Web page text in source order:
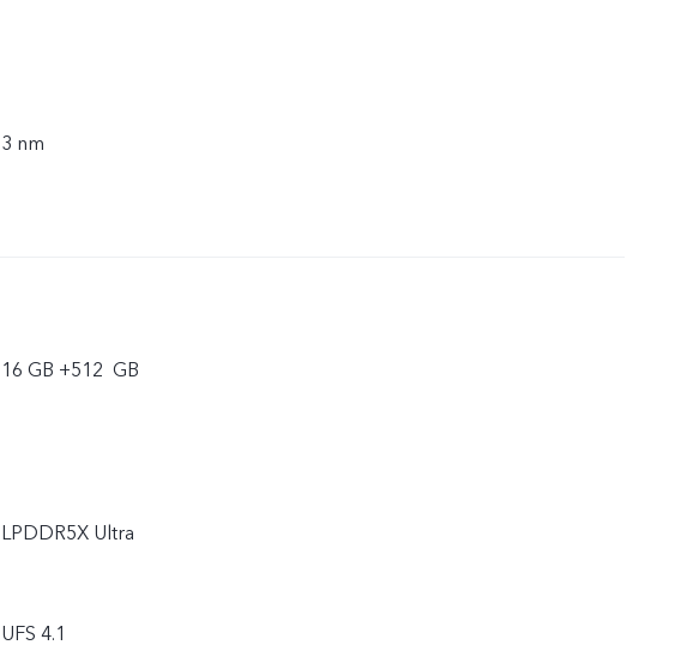
3 nm
16 GB +‏ 512 GB
LPDDR5X Ultra
UFS 4.1